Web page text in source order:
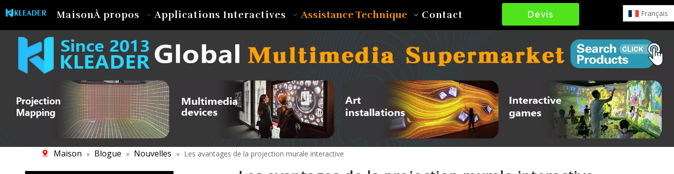
MaisonÀ propos Applications Interactives Assistance Technique Contact
Devis
Français
Maison » Blogue » Nouvelles » Les avantages de la projection murale interactive